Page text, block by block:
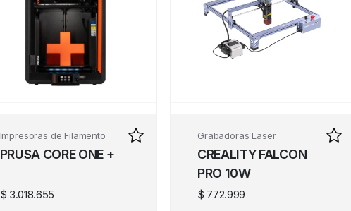
Impresoras de Filamento
PRUSA CORE ONE +
$ 3.018.655
Grabadoras Laser
CREALITY FALCON
PRO 10W
$ 772.999